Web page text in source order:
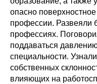
опасно
профессии.
профессиях.
поддаваться
специальности.
собственных
влияющих на